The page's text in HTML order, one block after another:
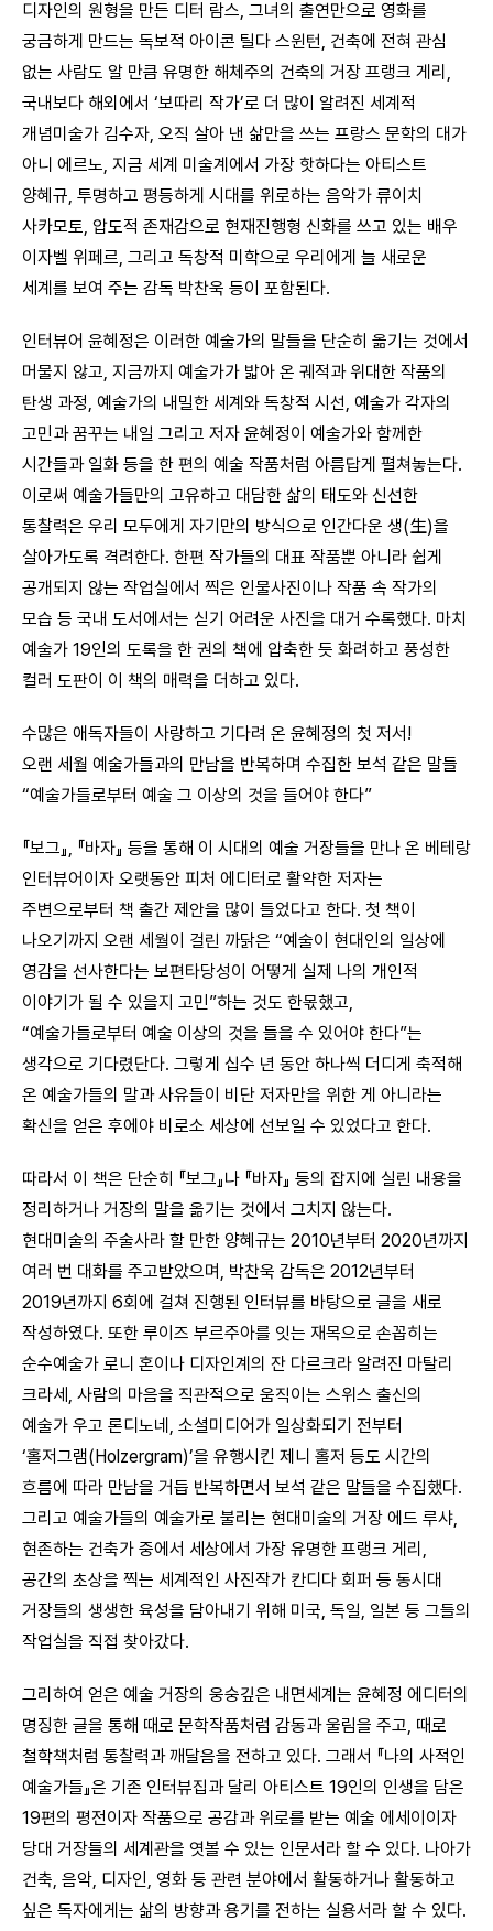
디자인의 원형을 만든 디터 람스, 그녀의 출연만으로 영화를
궁금하게 만드는 독보적 아이콘 틸다 스윈턴, 건축에 전혀 관심
없는 사람도 알 만큼 유명한 해체주의 건축의 거장 프랭크 게리,
국내보다 해외에서 ‘보따리 작가’로 더 많이 알려진 세계적
개념미술가 김수자, 오직 살아 낸 삶만을 쓰는 프랑스 문학의 대가
아니 에르노, 지금 세계 미술계에서 가장 핫하다는 아티스트
양혜규, 투명하고 평등하게 시대를 위로하는 음악가 류이치
사카모토, 압도적 존재감으로 현재진행형 신화를 쓰고 있는 배우
이자벨 위페르, 그리고 독창적 미학으로 우리에게 늘 새로운
세계를 보여 주는 감독 박찬욱 등이 포함된다.
인터뷰어 윤혜정은 이러한 예술가의 말들을 단순히 옮기는 것에서
머물지 않고, 지금까지 예술가가 밟아 온 궤적과 위대한 작품의
탄생 과정, 예술가의 내밀한 세계와 독창적 시선, 예술가 각자의
고민과 꿈꾸는 내일 그리고 저자 윤혜정이 예술가와 함께한
시간들과 일화 등을 한 편의 예술 작품처럼 아름답게 펼쳐놓는다.
이로써 예술가들만의 고유하고 대담한 삶의 태도와 신선한
통찰력은 우리 모두에게 자기만의 방식으로 인간다운 생(生)을
살아가도록 격려한다. 한편 작가들의 대표 작품뿐 아니라 쉽게
공개되지 않는 작업실에서 찍은 인물사진이나 작품 속 작가의
모습 등 국내 도서에서는 싣기 어려운 사진을 대거 수록했다. 마치
예술가 19인의 도록을 한 권의 책에 압축한 듯 화려하고 풍성한
컬러 도판이 이 책의 매력을 더하고 있다.
수많은 애독자들이 사랑하고 기다려 온 윤혜정의 첫 저서!
오랜 세월 예술가들과의 만남을 반복하며 수집한 보석 같은 말들
“예술가들로부터 예술 그 이상의 것을 들어야 한다”
『보그』, 『바자』 등을 통해 이 시대의 예술 거장들을 만나 온 베테랑
인터뷰어이자 오랫동안 피처 에디터로 활약한 저자는
주변으로부터 책 출간 제안을 많이 들었다고 한다. 첫 책이
나오기까지 오랜 세월이 걸린 까닭은 “예술이 현대인의 일상에
영감을 선사한다는 보편타당성이 어떻게 실제 나의 개인적
이야기가 될 수 있을지 고민”하는 것도 한몫했고,
“예술가들로부터 예술 이상의 것을 들을 수 있어야 한다”는
생각으로 기다렸단다. 그렇게 십수 년 동안 하나씩 더디게 축적해
온 예술가들의 말과 사유들이 비단 저자만을 위한 게 아니라는
확신을 얻은 후에야 비로소 세상에 선보일 수 있었다고 한다.
따라서 이 책은 단순히 『보그』나 『바자』 등의 잡지에 실린 내용을
정리하거나 거장의 말을 옮기는 것에서 그치지 않는다.
현대미술의 주술사라 할 만한 양혜규는 2010년부터 2020년까지
여러 번 대화를 주고받았으며, 박찬욱 감독은 2012년부터
2019년까지 6회에 걸쳐 진행된 인터뷰를 바탕으로 글을 새로
작성하였다. 또한 루이즈 부르주아를 잇는 재목으로 손꼽히는
순수예술가 로니 혼이나 디자인계의 잔 다르크라 알려진 마탈리
크라세, 사람의 마음을 직관적으로 움직이는 스위스 출신의
예술가 우고 론디노네, 소셜미디어가 일상화되기 전부터
‘홀저그램(Holzergram)’을 유행시킨 제니 홀저 등도 시간의
흐름에 따라 만남을 거듭 반복하면서 보석 같은 말들을 수집했다.
그리고 예술가들의 예술가로 불리는 현대미술의 거장 에드 루샤,
현존하는 건축가 중에서 세상에서 가장 유명한 프랭크 게리,
공간의 초상을 찍는 세계적인 사진작가 칸디다 회퍼 등 동시대
거장들의 생생한 육성을 담아내기 위해 미국, 독일, 일본 등 그들의
작업실을 직접 찾아갔다.
그리하여 얻은 예술 거장의 웅숭깊은 내면세계는 윤혜정 에디터의
명징한 글을 통해 때로 문학작품처럼 감동과 울림을 주고, 때로
철학책처럼 통찰력과 깨달음을 전하고 있다. 그래서 『나의 사적인
예술가들』은 기존 인터뷰집과 달리 아티스트 19인의 인생을 담은
19편의 평전이자 작품으로 공감과 위로를 받는 예술 에세이이자
당대 거장들의 세계관을 엿볼 수 있는 인문서라 할 수 있다. 나아가
건축, 음악, 디자인, 영화 등 관련 분야에서 활동하거나 활동하고
싶은 독자에게는 삶의 방향과 용기를 전하는 실용서라 할 수 있다.